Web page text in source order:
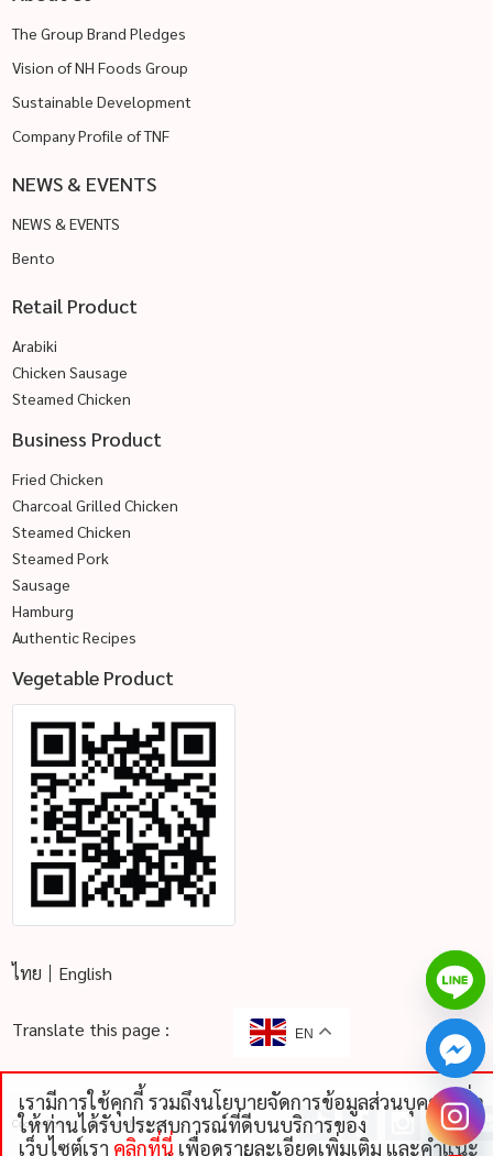
The Group Brand Pledges
Vision of NH Foods Group
Sustainable Development
Company Profile of TNF
NEWS & EVENTS
NEWS & EVENTS
Bento
Retail Product
Arabiki
Chicken Sausage
Steamed Chicken
Business Product
Fried Chicken
Charcoal Grilled Chicken
Steamed Chicken
Steamed Pork
Sausage
Hamburg
Authentic Recipes
Vegetable Product
ไทย English
Translate this page : EN
Cookie Policy Privacy Notice
เรามีการใช้คุกกี้ รวมถึงนโยบายจัดการข้อมูลส่วนบุคคลเพื่อ
ให้ท่านได้รับประสบการณ์ที่ดีบนบริการของ
เว็บไซต์เรา คลิกที่นี่ เพื่อดูรายละเอียดเพิ่มเติม และคําแนะ
Hide
chaty